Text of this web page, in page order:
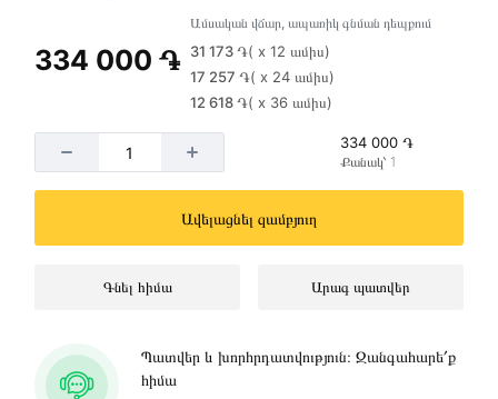
334 000 ֏
Ամսական վճար, ապառիկ գնման դեպքում
31 173 ֏( x 12 ամիս)
17 257 ֏( x 24 ամիս)
12 618 ֏( x 36 ամիս)
334 000 ֏
Քանակ՝ 1
Ավելացնել զամբյուղ
Գնել հիմա Արագ պատվեր
Պատվեր և խորհրդատվություն։ Զանգահարե՛ք
հիմա